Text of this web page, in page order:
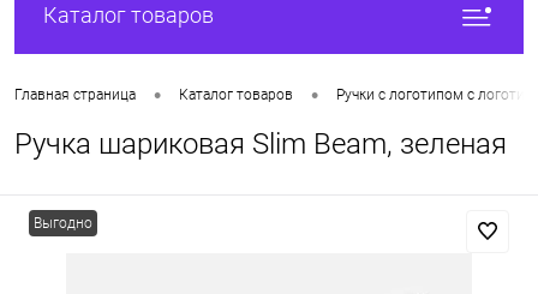
Каталог товаров
Главная страница • Каталог товаров • Ручки с логотипом с
Ручка шариковая Slim Beam, зеленая
Выгодно